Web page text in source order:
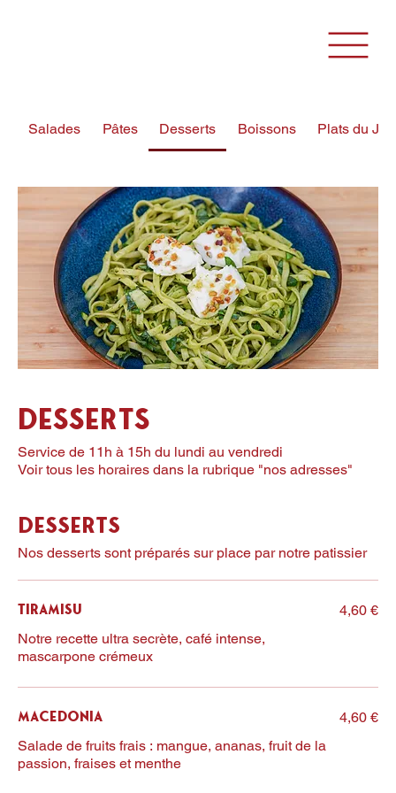
Salades Pâtes Desserts Boissons Plats du
Desserts
Service de 11h à 15h du lundi au vendredi
Voir tous les horaires dans la rubrique "nos adresses"
Desserts
Nos desserts sont préparés sur place par notre patissier
Tiramisu
Notre recette ultra secrète, café intense,
mascarpone crémeux
4,60 €
Macedonia
Salade de fruits frais : mangue, ananas, fruit de la
passion, fraises et menthe
4,60 €